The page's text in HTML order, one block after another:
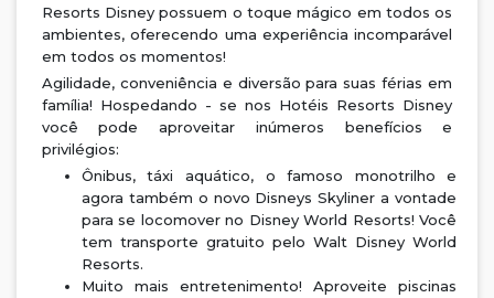
Resorts Disney possuem o toque mágico em todos os
ambientes, oferecendo uma experiência incomparável
em todos os momentos!
Agilidade, conveniência e diversão para suas férias em
família! Hospedando - se nos Hotéis Resorts Disney
você pode aproveitar inúmeros benefícios e
privilégios:
Ônibus, táxi aquático, o famoso monotrilho e
agora também o novo Disneys Skyliner a vontade
para se locomover no Disney World Resorts! Você
tem transporte gratuito pelo Walt Disney World
Resorts.
Muito mais entretenimento! Aproveite piscinas